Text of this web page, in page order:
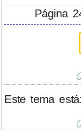
Página
Este tema